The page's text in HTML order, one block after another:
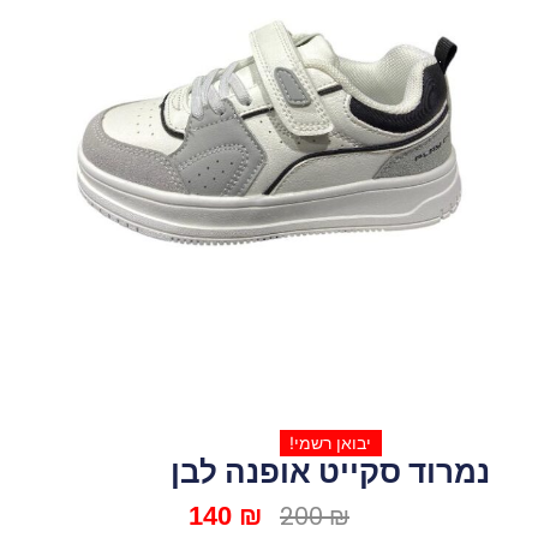
יבואן רשמי!
נמרוד סקייט אופנה לבן
200₪ המחיר
140 ₪